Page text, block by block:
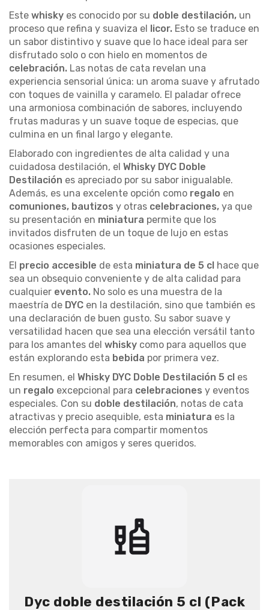
Este whisky es conocido por su doble destilación, un
proceso que refina y suaviza el licor. Esto se traduce en
un sabor distintivo y suave que lo hace ideal para ser
disfrutado solo o con hielo en momentos de
celebración. Las notas de cata revelan una
experiencia sensorial única: un aroma suave y afrutado
con toques de vainilla y caramelo. El paladar ofrece
una armoniosa combinación de sabores, incluyendo
frutas maduras y un suave toque de especias, que
culmina en un final largo y elegante.
Elaborado con ingredientes de alta calidad y una
cuidadosa destilación, el Whisky DYC Doble
Destilación es apreciado por su sabor inigualable.
Además, es una excelente opción como regalo en
comuniones, bautizos y otras celebraciones, ya que
su presentación en miniatura permite que los
invitados disfruten de un toque de lujo en estas
ocasiones especiales.
El precio accesible de esta miniatura de 5 cl hace que
sea un obsequio conveniente y de alta calidad para
cualquier evento. No solo es una muestra de la
maestría de DYC en la destilación, sino que también es
una declaración de buen gusto. Su sabor suave y
versatilidad hacen que sea una elección versátil tanto
para los amantes del whisky como para aquellos que
están explorando esta bebida por primera vez.
En resumen, el Whisky DYC Doble Destilación 5 cl es
un regalo excepcional para celebraciones y eventos
especiales. Con su doble destilación, notas de cata
atractivas y precio asequible, esta miniatura es la
elección perfecta para compartir momentos
memorables con amigos y seres queridos.
Dyc doble destilación 5 cl (Pack